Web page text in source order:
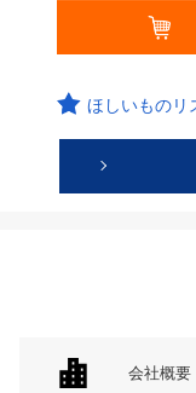
ほしいものリ
会社概要